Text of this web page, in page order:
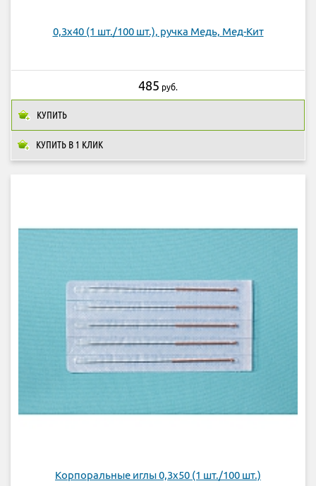
0,3х40 (1 шт./100 шт.), ручка Медь, Мед-Кит
КУПИТЬ В 1 КЛИК
485 руб.
КУПИТЬ
Корпоральные иглы 0,3х50 (1 шт./100 шт.)